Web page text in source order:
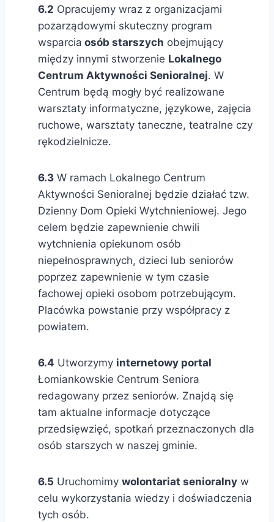
6.2 Opracujemy wraz z organizacjami
pozarządowymi skuteczny program
wsparcia osób starszych obejmujący
między innymi stworzenie Lokalnego
Centrum Aktywności Senioralnej. W
Centrum będą mogły być realizowane
warsztaty informatyczne, językowe, zajęcia
ruchowe, warsztaty taneczne, teatralne czy
rękodzielnicze.
6.3 W ramach Lokalnego Centrum
Aktywności Senioralnej będzie działać tzw.
Dzienny Dom Opieki Wytchnieniowej. Jego
celem będzie zapewnienie chwili
wytchnienia opiekunom osób
niepełnosprawnych, dzieci lub seniorów
poprzez zapewnienie w tym czasie
fachowej opieki osobom potrzebującym.
Placówka powstanie przy współpracy z
powiatem.
6.4 Utworzymy internetowy portal
Łomiankowskie Centrum Seniora
redagowany przez seniorów. Znajdą się
tam aktualne informacje dotyczące
przedsięwzięć, spotkań przeznaczonych dla
osób starszych w naszej gminie.
6.5 Uruchomimy wolontariat senioralny w
celu wykorzystania wiedzy i doświadczenia
tych osób.